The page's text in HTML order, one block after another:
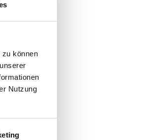
zu können
Nutzung